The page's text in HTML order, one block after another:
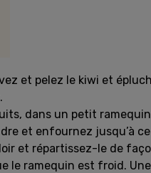
et pelez le kiwi et
dans un petit
et enfournez jusqu’à
et répartissez-le de
le ramequin est froid.